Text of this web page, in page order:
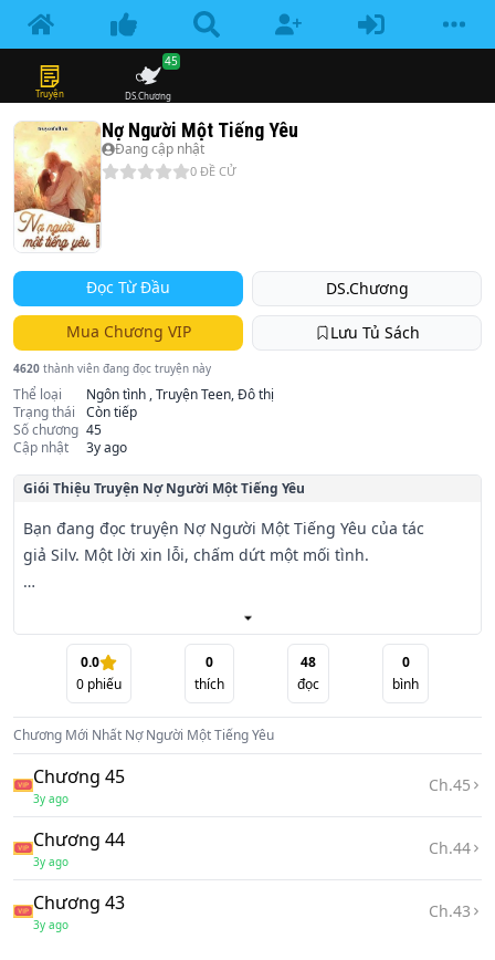
Truyện DS.Chương
45
Nợ Người Một Tiếng Yêu
Đang cập nhật
0 ĐỀ CỬ
Đọc Từ Đầu DS.Chương
Mua Chương VIP Lưu Tủ Sách
4620 thành viên đang đọc truyện này
Thể loại
Ngôn tình , Truyện Teen, Đô thị
Trạng thái
Còn tiếp
Số chương 45
Cập nhật
3y ago
Giói Thiệu Truyện Nợ Người Một Tiếng Yêu
Bạn đang đọc truyện Nợ Người Một Tiếng Yêu của tác
giả Silv. Một lời xin lỗi, chấm dứt một mối tình.
chịu, để rồi năm năm sau, anh lại về đây, lại khiến cô bàng
hoàng, khó hiểu
khi đòi quay lại.
- Lần này, anh nhất định sẽ không buông tay.
Cô không muốn. Không muốn anh đem lại cho cô hạnh
phúc, rồi lại nhẫn tâm tước đoạt nó đi.
- Chúng ta không thể.
- Không gì là không thể. Anh với em lại càng có thể.
0.0
0 phiếu
0
thích
48
đọc
0
bình
Chương Mới Nhất Nợ Người Một Tiếng Yêu
Chương 45
3y ago
Ch.45
Chương 44
3y ago
Ch.44
Chương 43
3y ago
Ch.43